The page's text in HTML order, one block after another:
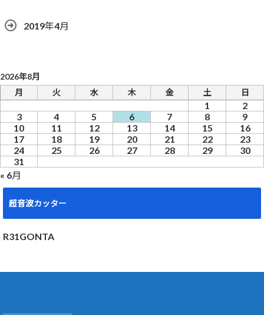
2019年4月
2026年8月
月
火 水 木 金 土 日
1
2
3
4 5 6 7 8
9
10
11 12 13 14 15
16
17
18 19 20 21 22
23
24
25 26 27 28 29
30
31
« 6月
超音波カッター
R31GONTA